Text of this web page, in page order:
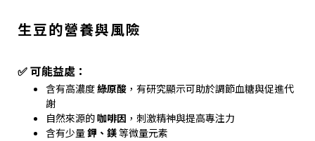
生豆的營養與風險
✅ 可能益處：
含有高濃度綠原酸 ，有研究顯示可助於調節血糖與促進代
謝
自然來源的咖啡因 ，刺激精神與提高專注力
含有少量鉀、鎂等微量元素